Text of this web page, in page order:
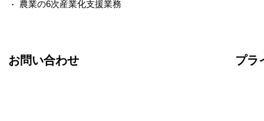
農業の6次産業化支援業務
お問い合わせ プラ